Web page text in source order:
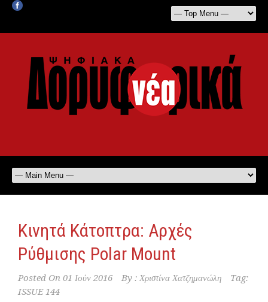
Κινητά Κάτοπτρα: Αρχές
Ρύθμισης Polar Mount
Posted On 01 Ιούν 2016 By : Χριστίνα Χατζημανώλη
Tag:
ISSUE 144